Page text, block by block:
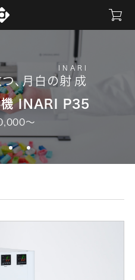
、月白の射成
INARI
機 INARI P35
～
、黒金